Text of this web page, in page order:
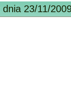
dnia 23/11/